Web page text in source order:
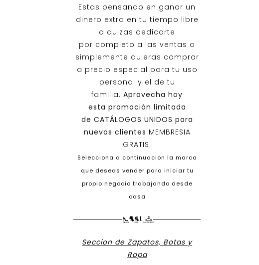
Estas pensando en ganar un
dinero extra en tu tiempo libre
o quizas dedicarte
por completo a las ventas o
simplemente quieras comprar
a precio especial para tu uso
personal y el de tu
familia. Aprovecha hoy
esta promoción limitada
de CATÁLOGOS UNIDOS para
nuevos clientes MEMBRESIA
GRATIS.
Selecciona a continuacion la marca
que deseas vender para iniciar tu
propio negocio trabajando desde
casa
Seccion de Zapatos, Botas y
Ropa